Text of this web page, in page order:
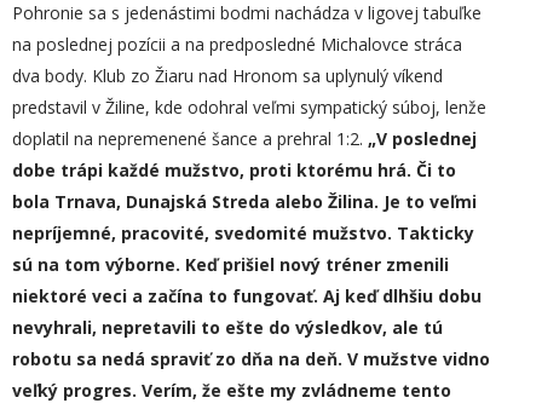
Pohronie sa s jedenástimi bodmi nachádza v ligovej tabuľke
na poslednej pozícii a na predposledné Michalovce stráca
dva body. Klub zo Žiaru nad Hronom sa uplynulý víkend
predstavil v Žiline, kde odohral veľmi sympatický súboj, lenže
doplatil na nepremenené šance a prehral 1:2. „V poslednej
dobe trápi každé mužstvo, proti ktorému hrá. Či to
bola Trnava, Dunajská Streda alebo Žilina. Je to veľmi
nepríjemné, pracovité, svedomité mužstvo. Takticky
sú na tom výborne. Keď prišiel nový tréner zmenili
niektoré veci a začína to fungovať. Aj keď dlhšiu dobu
nevyhrali, nepretavili to ešte do výsledkov, ale tú
robotu sa nedá spraviť zo dňa na deň. V mužstve vidno
veľký progres. Verím, že ešte my zvládneme tento